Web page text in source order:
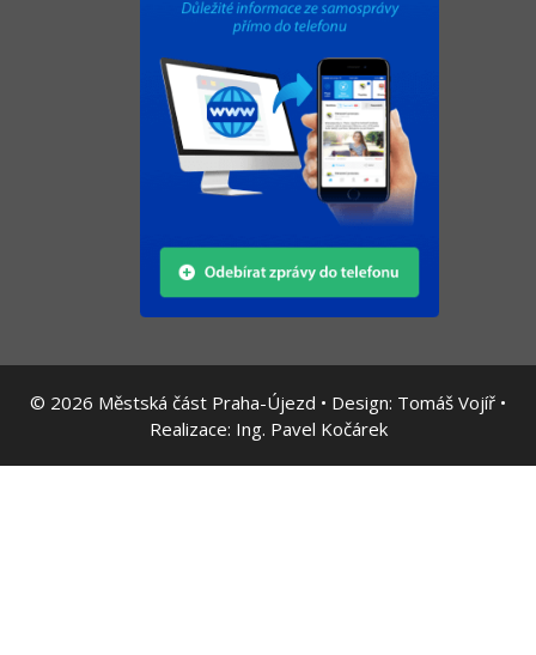
© 2026 Městská část Praha-Újezd • Design: Tomáš Vojíř •
Realizace: Ing. Pavel Kočárek